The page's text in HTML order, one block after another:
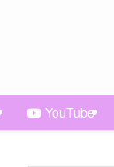
YouTube